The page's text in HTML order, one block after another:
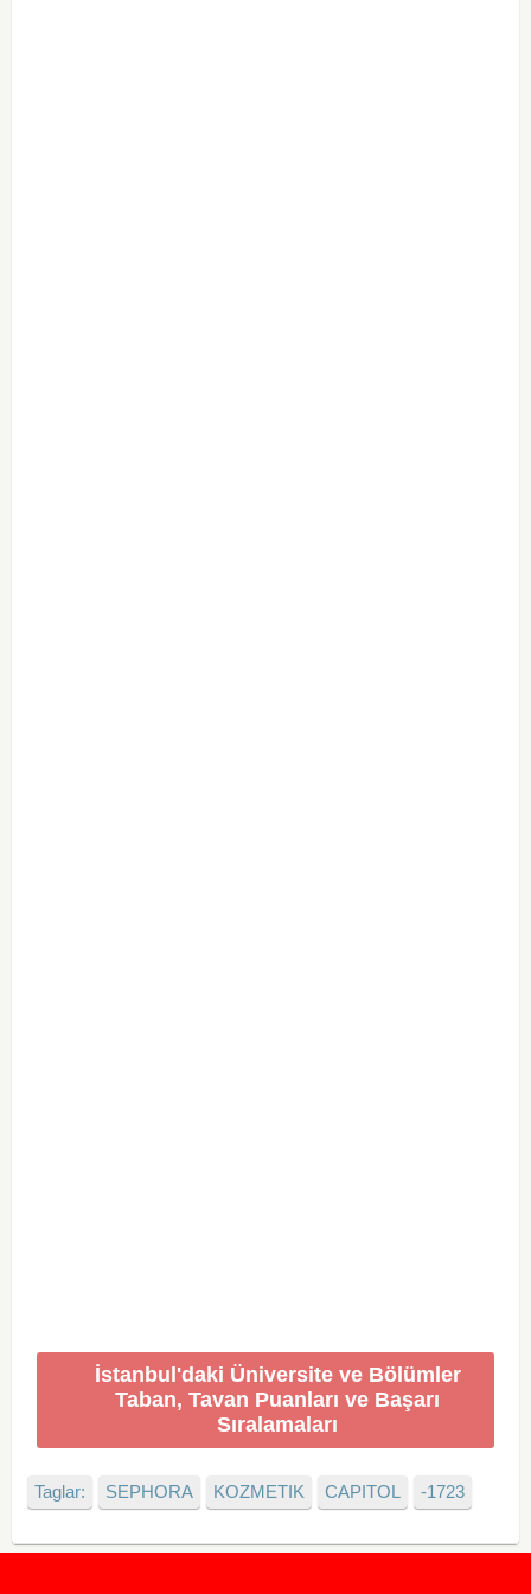
İstanbul'daki Üniversite ve Bölümler
Taban, Tavan Puanları ve Başarı
Sıralamaları
Taglar: SEPHORA KOZMETIK CAPITOL -1723